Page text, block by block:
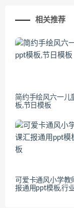
相关推荐
简约手绘风六一儿
板,节日模板
可爱卡通风小学教
报通用ppt模板,行